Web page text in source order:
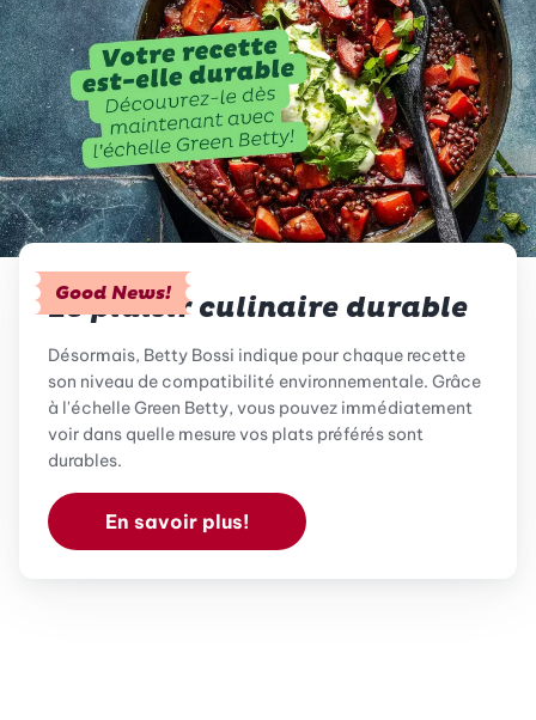
Good News!
Le plaisir culinaire durable
Désormais, Betty Bossi indique pour chaque recette
son niveau de compatibilité environnementale. Grâce
à l'échelle Green Betty, vous pouvez immédiatement
voir dans quelle mesure vos plats préférés sont
durables.
En savoir plus!